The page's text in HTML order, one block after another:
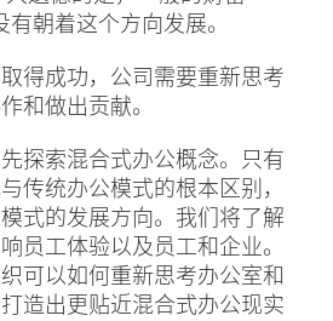
朝着这个方向发展。
得成功，公司需要重新思考
和做出贡献。
探索混合式办公概念。只有
传统办公模式的根本区别，
式的发展方向。我们将了解
员工体验以及员工和企业。
可以如何重新思考办公室和
造出更贴近混合式办公现实